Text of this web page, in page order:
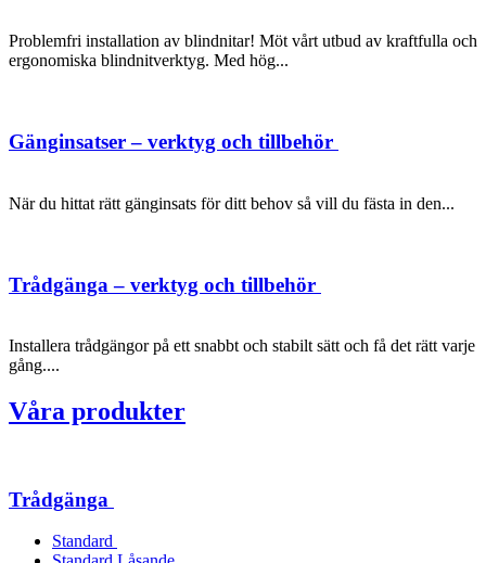
Problemfri installation av blindnitar! Möt vårt utbud av kraftfulla och
ergonomiska blindnitverktyg. Med hög...
Gänginsatser – verktyg och tillbehör
När du hittat rätt gänginsats för ditt behov så vill du fästa in den...
Trådgänga – verktyg och tillbehör
Installera trådgängor på ett snabbt och stabilt sätt och få det rätt varje
gång....
Våra produkter
Trådgänga
Standard